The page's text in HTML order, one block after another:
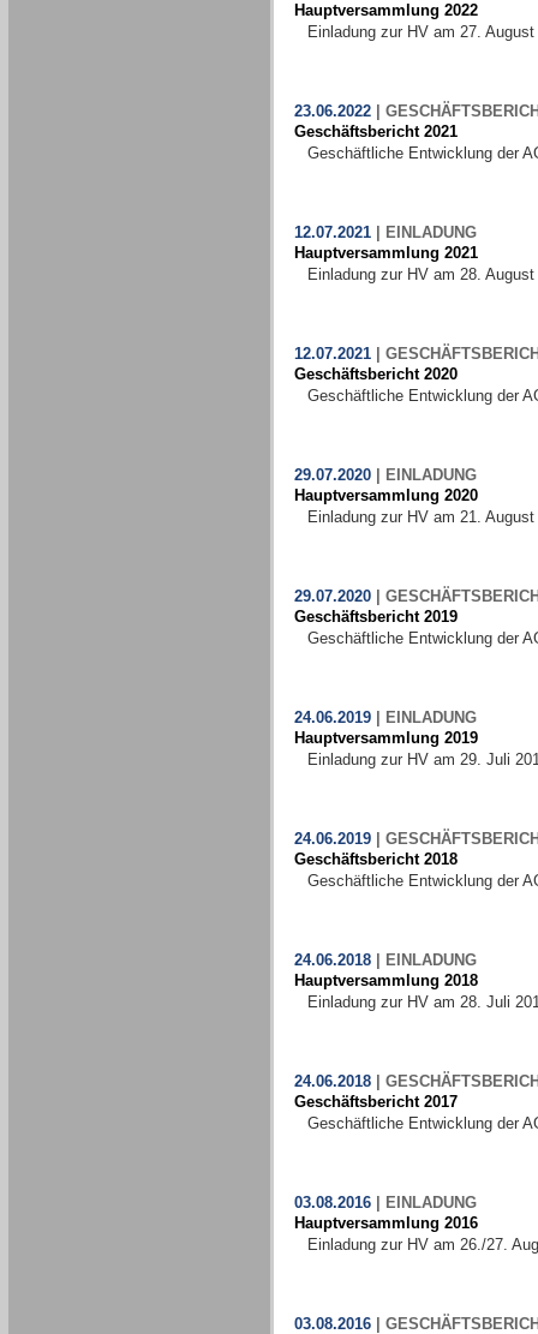
Hauptversammlung 2022
Einladung zur HV am 27. August
23.06.2022|
Geschäftsbericht 2021
Geschäftliche Entwicklung der
12.07.2021|
EINLADUNG
Hauptversammlung 2021
Einladung zur HV am 28. August
12.07.2021|
Geschäftsbericht 2020
Geschäftliche Entwicklung der
29.07.2020|
EINLADUNG
Hauptversammlung 2020
Einladung zur HV am 21. August
29.07.2020|
Geschäftsbericht 2019
Geschäftliche Entwicklung der
24.06.2019|
EINLADUNG
Hauptversammlung 2019
Einladung zur HV am 29. Juli
24.06.2019|
Geschäftsbericht 2018
Geschäftliche Entwicklung der
24.06.2018|
EINLADUNG
Hauptversammlung 2018
Einladung zur HV am 28. Juli
24.06.2018|
Geschäftsbericht 2017
Geschäftliche Entwicklung der
03.08.2016|
EINLADUNG
Hauptversammlung 2016
Einladung zur HV am 26./27.
03.08.2016|